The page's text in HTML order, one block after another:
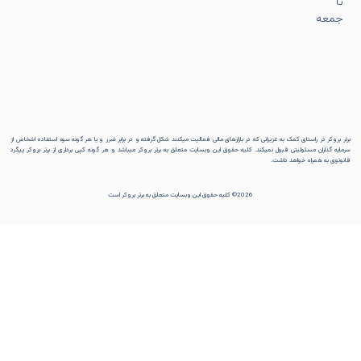
جمعه
برتر بروکر در راستای کمک به عزیزانی که در بازارهای مالی فعالیت میکنند شکل گرفته و در برابر ضرر و یا هر گونه سوء استفاده اشخاص از
سرمایه گذاران مسئولیتی قبول نمیکند. کلیه حقوق این وبسایت متعلق به برتر بروکر میباشد و هر گونه کپی برداری از برتر بروکر پیگرد
قانونوی به همراه خواهد داشت.
2026© کلیه حقوق این وبسایت متعلق به برتر بروکر است